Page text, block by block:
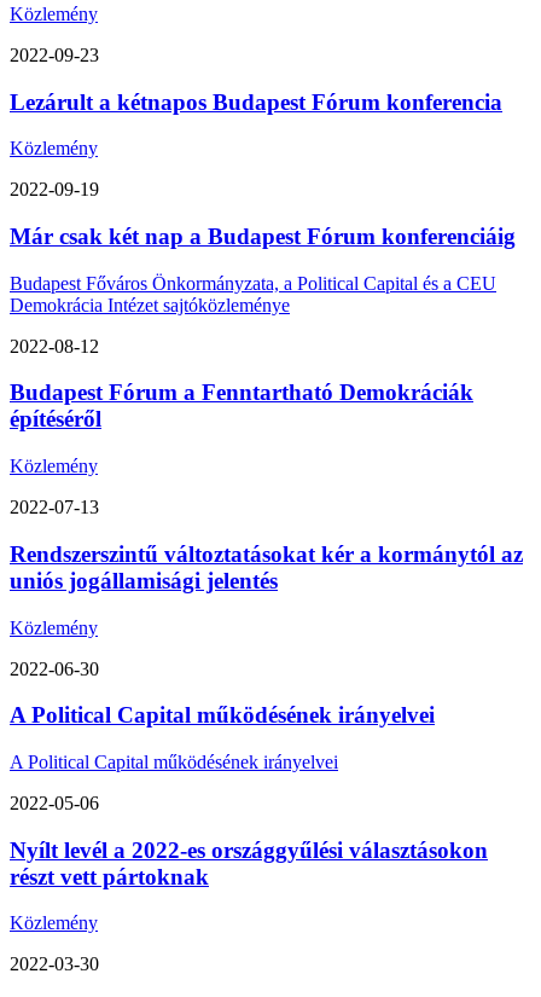
Közlemény
2022-09-23
Lezárult a kétnapos Budapest Fórum konferencia
Közlemény
2022-09-19
Már csak két nap a Budapest Fórum konferenciáig
Budapest Főváros Önkormányzata, a Political Capital és a CEU
Demokrácia Intézet sajtóközleménye
2022-08-12
Budapest Fórum a Fenntartható Demokráciák
építéséről
Közlemény
2022-07-13
Rendszerszintű változtatásokat kér a kormánytól az
uniós jogállamisági jelentés
Közlemény
2022-06-30
A Political Capital működésének irányelvei
A Political Capital működésének irányelvei
2022-05-06
Nyílt levél a 2022-es országgyűlési választásokon
részt vett pártoknak
Közlemény
2022-03-30